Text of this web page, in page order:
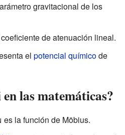
gravitacional de los
de atenuación lineal.
el potencial químicode
las matemáticas?
es la función de Möbius.